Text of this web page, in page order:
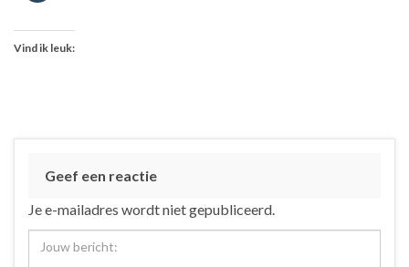
Vind ik leuk:
Geef een reactie
Je e-mailadres wordt niet gepubliceerd.